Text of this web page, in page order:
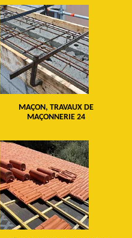
MAÇON, TRAVAUX DE
MAÇONNERIE 24